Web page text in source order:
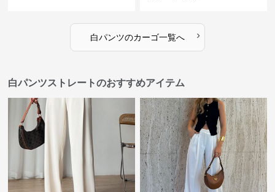
白パンツのカーゴ一覧へ ›
白パンツストレートのおすすめアイテム